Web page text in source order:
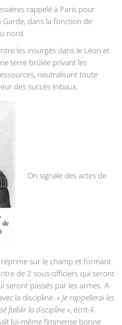
rappelé à Paris pour
Garde, dans la fonction de
nord.
les insurgés dans le Léon et
terre brûlée privant les
neutralisant toute
des succès initiaux.
On signale des actes de
sur le champ et formant
de 2 sous-officiers qui seront
seront passés par les armes. A
la discipline. « Je rappellerai les
faiblir la discipline », écrit-il.
lui-même l’immense bonne